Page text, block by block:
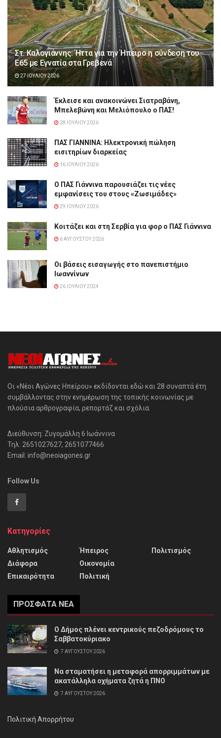
Στ. Καλογιάννης: Ήττα για την Ήπειρο η σύνδεση του
Ε65 με Εγνατία στα Γρεβενά
27 ΙΟΥΛΊΟΥ 2026
Έκλεισε και ανακοινώνει Σιατραβάνη,
Μπελεβώνη και Μελιόπουλο ο ΠΑΣ!
28 ΙΟΥΛΊΟΥ 2026
ΠΑΣ ΓΙΑΝΝΙΝΑ: Hλεκτρονική πώληση
εισιτηρίων διαρκείας
16 ΙΟΥΛΊΟΥ 2026
Ο ΠΑΣ Γιάννινα παρουσιάζει τις νέες
εμφανίσεις του στους «Ζωσιμάδες»
29 ΙΟΥΛΊΟΥ 2026
Κοιτάζει και στη Σερβία για φορ ο ΠΑΣ Γιάννινα
6 ΑΥΓΟΎΣΤΟΥ 2026
Οι βάσεις εισαγωγής στο πανεπιστήμιο
Ιωαννίνων
26 ΙΟΥΛΊΟΥ 2024
Οι «Νέοι Αγώνες Ηπείρου» εκδίδονται εδώ και 28 συναπτά έτη
συμβάλλοντας στην ενημέρωση της τοπικής κοινωνίας με
πλούσια αρθρογραφία, ρεπορτάζ και σχόλια.
Διεύθυνση: Ζυγομάλλη 6 Ιωάννινα
Τηλ: 2651027627, 2651077466
Email: info@neoiagones.gr
Follow Us
Κατηγορίες
Αθλητισμός
Διάφορα
Επικαιρότητα
Ήπειρος
Οικονομία
Πολιτική
Πολιτισμός
ΠΡΌΣΦΑΤΑ ΝΈΑ
Ο Δήμος πλένει κεντρικούς πεζοδρόμους το
Σαββατοκύριακο
7 ΑΥΓΟΎΣΤΟΥ 2026
Να σταματήσει η μεταφορά απορριμμάτων με
ακατάλληλα οχήματα ζητά η ΠΝΟ
7 ΑΥΓΟΎΣΤΟΥ 2026
Πολιτική Απορρήτου